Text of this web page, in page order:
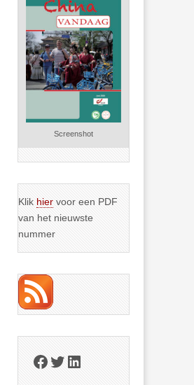
Screenshot
Klik hier voor een PDF
van het nieuwste
nummer
Facebook
Twitter
LinkedIn